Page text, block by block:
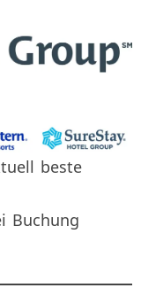
beste
Buchung